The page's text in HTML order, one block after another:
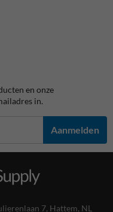
en onze
in.
Aanmelden
7, Hattem, NL